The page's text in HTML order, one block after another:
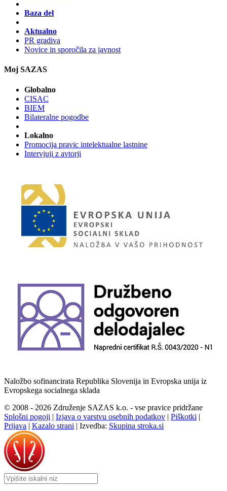
Baza del
Aktualno
PR gradiva
Novice in sporočila za javnost
Moj SAZAS
Globalno
CISAC
BIEM
Bilateralne pogodbe
Lokalno
Promocija pravic intelektualne lastnine
Intervjuji z avtorji
Naložbo sofinancirata Republika Slovenija in Evropska unija iz
Evropskega socialnega sklada
© 2008 - 2026 Združenje SAZAS k.o. - vse pravice pridržane
Splošni pogoji | Izjava o varstvu osebnih podatkov | Piškotki |
Prijava | Kazalo strani | Izvedba: Skupina stroka.si